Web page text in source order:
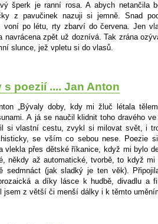
šperk je ranní rosa. A abych netančila
z pavučinek nazuji si jemně. Snad
voní po létu, rty zbarví do červena. Jen
navrácena zpět už doznívá. Tak zrána
slunce, jež vpletu si do vlasů.
poezií .... Jan Anton
„Bývaly doby, kdy mi žluč létala
A já se naučil klidnit toho dravého
si vlastní cestu, zvykl si milovat svět, i
se vším co sebou nese. Poezie
vlekla přes dětské říkanice, když mi bylo
někdy až automatické, tvorbě, to když mi
sedmnáct (jak sladký je ten věk).
a díky lásce k hudbě, divadlu a
jsem z větší či menší dálky i k těmto